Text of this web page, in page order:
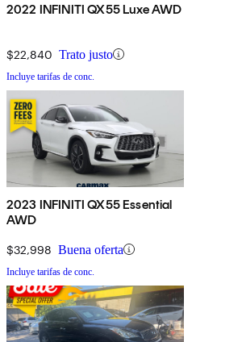
2022 INFINITI QX55 Luxe AWD
$22,840 Trato justo
Incluye tarifas de conc.
2023 INFINITI QX55 Essential
AWD
$32,998 Buena oferta
Incluye tarifas de conc.